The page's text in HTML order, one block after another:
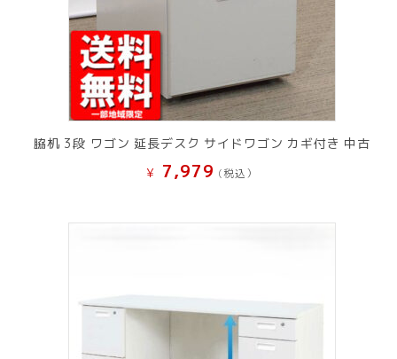
脇机 3段 ワゴン 延長デスク サイドワゴン カギ付き 中古
¥ 7,979 (税込）